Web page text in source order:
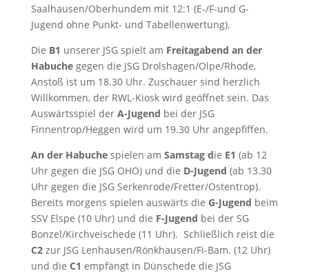
Saalhausen/Oberhundem mit 12:1 (E-/F-und G-
Jugend ohne Punkt- und Tabellenwertung).
Die B1 unserer JSG spielt am Freitagabend an der
Habuchegegen die JSG Drolshagen/Olpe/Rhode,
Anstoß ist um 18.30 Uhr. Zuschauer sind herzlich
Willkommen, der RWL-Kiosk wird geöffnet sein. Das
Auswärtsspiel der A-Jugend bei der JSG
Finnentrop/Heggen wird um 19.30 Uhr angepfiffen.
An der Habuchespielen am Samstag die E1 (ab 12
Uhr gegen die JSG OHO) und die D-Jugend (ab 13.30
Uhr gegen die JSG Serkenrode/Fretter/Ostentrop).
Bereits morgens spielen auswärts die G-Jugend beim
SSV Elspe (10 Uhr) und die F-Jugend bei der SG
Bonzel/Kirchveischede (11 Uhr). Schließlich reist die
C2zur JSG Lenhausen/Rönkhausen/Fi-Bam. (12 Uhr)
und die C1 empfängt in Dünschede die JSG